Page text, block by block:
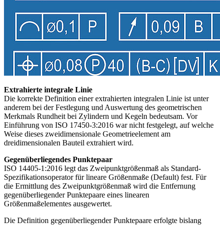
Extrahierte integrale Linie
Die korrekte Definition einer extrahierten integralen Linie ist unter
anderem bei der Festlegung und Auswertung des geometrischen
Merkmals Rundheit bei Zylindern und Kegeln bedeutsam. Vor
Einführung von ISO 17450-3:2016 war nicht festgelegt, auf welche
Weise dieses zweidimensionale Geometrieelement am
dreidimensionalen Bauteil extrahiert wird.
Gegenüberliegendes Punktepaar
ISO 14405-1:2016 legt das Zweipunktgrößenmaß als Standard-
Spezifikationsoperator für lineare Größenmaße (Default) fest. Für
die Ermittlung des Zweipunktgrößenmaß wird die Entfernung
gegenüberliegender Punktepaare eines linearen
Größenmaßelementes ausgewertet.
Die Definition gegenüberliegender Punktepaare erfolgte bislang